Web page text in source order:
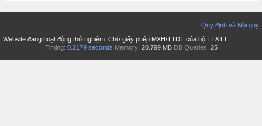
Quy định và Nội quy
Website đang hoạt động thử nghiệm. Chờ giấy phép MXH/TTDT của bộ TT&TT.
Timing: 0.2179 seconds Memory: 20.799 MB DB Queries: 25